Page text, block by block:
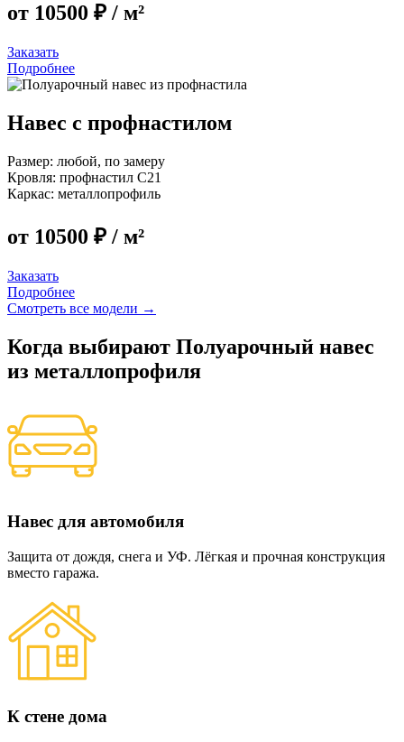
от 10500 ₽ / м²
Заказать
Подробнее
Навес с профнастилом
Размер: любой, по замеру
Кровля: профнастил C21
Каркас: металлопрофиль
от 10500 ₽ / м²
Заказать
Подробнее
Смотреть все модели →
Когда выбирают Полуарочный навес
из металлопрофиля
Навес для автомобиля
Защита от дождя, снега и УФ. Лёгкая и прочная конструкция
вместо гаража.
К стене дома